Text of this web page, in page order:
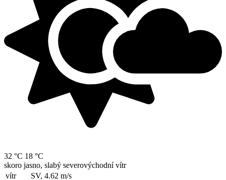
32 °C 18 °C
skoro jasno, slabý severovýchodní vítr
vítr
SV, 4.62 m/s